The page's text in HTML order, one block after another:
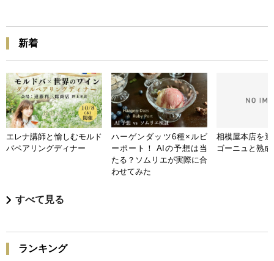
新着
エレナ講師と愉しむモルド
バペアリングディナー
ハーゲンダッツ6種×ルビ
ーポート！ AIの予想は当
たる？ソムリエが実際に合
わせてみた
相模屋本店を
ゴーニュと熟
すべて見る
ランキング